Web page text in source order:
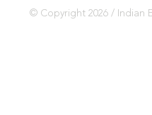
© Copyright 2026 / Indian